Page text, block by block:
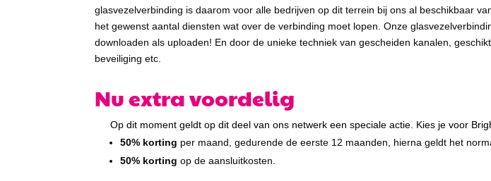
glasvezelverbinding is daarom voor alle bedrijven op dit terrein bij ons al beschikbaar
het gewenst aantal diensten wat over de verbinding moet lopen. Onze
downloaden als uploaden! En door de unieke techniek van gescheiden kanalen,
beveiliging etc.
Nu extra voordelig
Op dit moment geldt op dit deel van ons netwerk een speciale actie. Kies je voor
50% korting per maand, gedurende de eerste 12 maanden, hierna geldt het
50% korting op de aansluitkosten.